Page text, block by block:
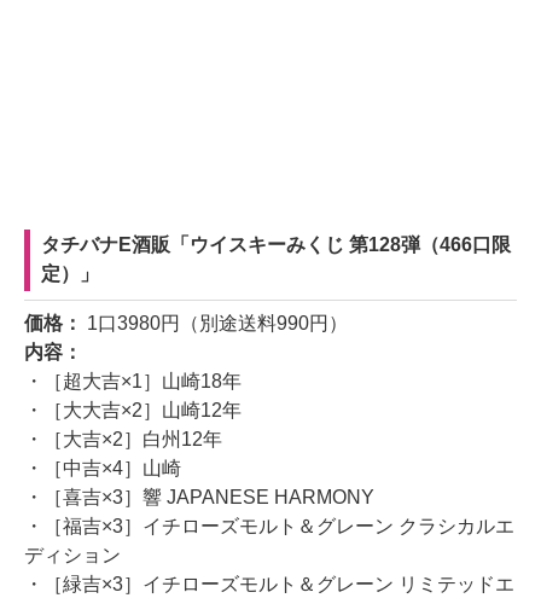
タチバナE酒販「ウイスキーみくじ 第128弾（466口限
定）」
価格： 1口3980円（別途送料990円）
内容：
・［超大吉×1］山崎18年
・［大大吉×2］山崎12年
・［大吉×2］白州12年
・［中吉×4］山崎
・［喜吉×3］響 JAPANESE HARMONY
・［福吉×3］イチローズモルト＆グレーン クラシカルエ
ディション
・［緑吉×3］イチローズモルト＆グレーン リミテッドエ